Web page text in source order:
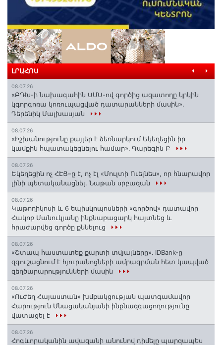
ԼՐԱՀՈՍ
08.07.26
«ԲԴԽ-ի նախագահին ՍՄՍ-ով գործից ազատողը կրկին
կգորգոռա կոռուպացված դատարանների մասին».
Դերենիկ Մալխասյան
08.07.26
«Իշխանությունը քայլեր է ձեռնարկում Եկեղեցին իր
կամքին հպատակեցնելու համար»․ Գարեգին Բ
08.07.26
Եկեղեցին ոչ ՀԷՑ–ը է, ոչ էլ «Մուլտի Ուելնես», որ հնարավոր
լինի պետականացնել. Նաթան սրբազան
08.07.26
️Կաթողիկոսի և 6 եպիսկոպոսների «գործով» դատավոր
Հակոբ Մանուկյանը ինքնաբացարկ հայտնեց և
հրաժարվեց գործը քննելուց
08.07.26
«Շտապ հաստատեք քարտի տվյալները»․ IDBank-ը
զգուշացնում է հյուրանոցների ամրագրման հետ կապված
զեղծարարությունների մասին
08.07.26
«Ուժեղ Հայաստան» խմբակցության պատգամավոր
Հարություն Մնացականյանի ինքնազգացողությունը
վատացել է
08.07.26
Հոգևորականին ավազանի անունով դիմելը պարզապես